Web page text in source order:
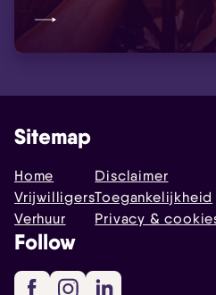
Sitemap
Home
Vrijwilligers
Verhuur
Disclaimer
Toegankelijkheid
Privacy &
Follow
FacebookInstagram